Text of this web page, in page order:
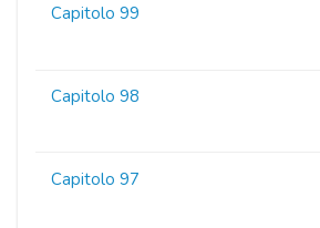
Capitolo 99
Capitolo 98
Capitolo 97